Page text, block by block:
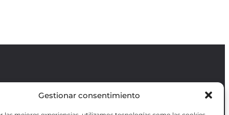
Gestionar consentimiento
Revista GODOT
es una revista